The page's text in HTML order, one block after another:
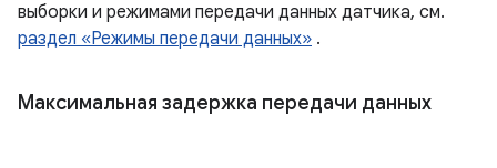
выборки и режимами передачи данных датчика, см.
раздел «Режимы передачи данных» .
Максимальная задержка передачи данных